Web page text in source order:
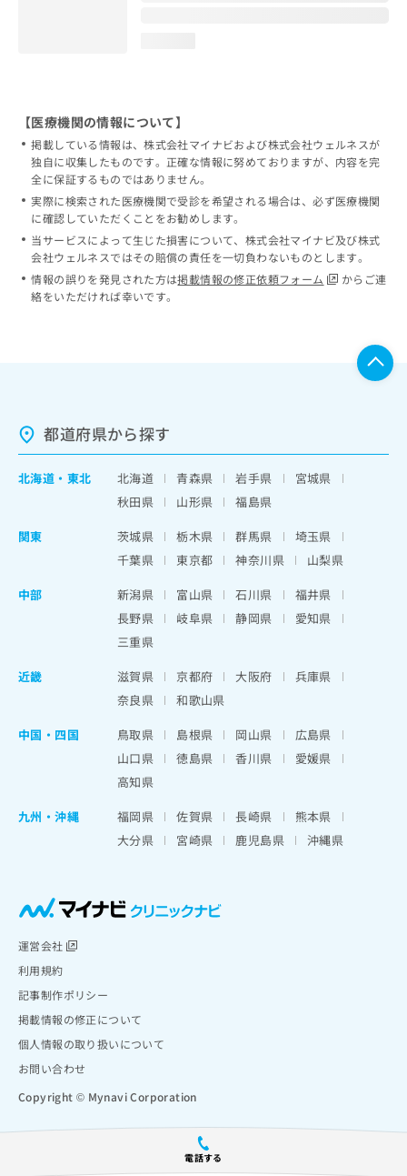
電話する
【医療機関の情報について】
掲載している情報は、株式会社マイナビおよび株式会社ウェルネスが
独自に収集したものです。正確な情報に努めておりますが、内容を完
全に保証するものではありません。
実際に検索された医療機関で受診を希望される場合は、必ず医療機関
に確認していただくことをお勧めします。
当サービスによって生じた損害について、株式会社マイナビ及び株式
会社ウェルネスではその賠償の責任を一切負わないものとします。
情報の誤りを発見された方は掲載情報の修正依頼フォーム
からご連
絡をいただければ幸いです。
都道府県から探す
北海道 ・ 東北 北海道 青森県 岩手県
宮城県
秋田県
山形県
福島県
関東
茨城県 栃木県 群馬県
埼玉県
千葉県
東京都 神奈川県
山梨県
中部
新潟県 富山県 石川県
福井県
長野県
岐阜県 静岡県
愛知県
三重県
近畿
滋賀県 京都府 大阪府
兵庫県
奈良県
和歌山県
中国・四国
鳥取県 島根県 岡山県
広島県
山口県
徳島県 香川県
愛媛県
高知県
九州・沖縄
福岡県 佐賀県 長崎県
熊本県
大分県
宮崎県 鹿児島県 沖縄県
運営会社
利用規約
記事制作ポリシー
掲載情報の修正について
個人情報の取り扱いについて
お問い合わせ
Copyright © Mynavi Corporation